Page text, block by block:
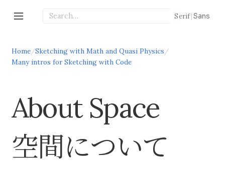
Serif|Sans
Home/Sketching with Math and Quasi Physics/
Many intros for Sketching with Code
About Space
空間について